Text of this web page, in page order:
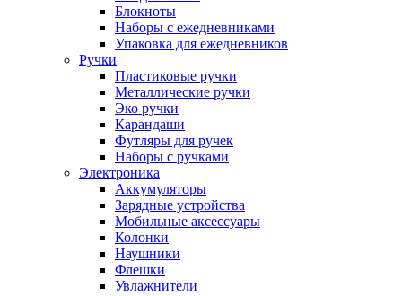
Блокноты
Наборы с ежедневниками
Упаковка для ежедневников
Ручки
Пластиковые ручки
Металлические ручки
Эко ручки
Карандаши
Футляры для ручек
Наборы с ручками
Электроника
Аккумуляторы
Зарядные устройства
Мобильные аксессуары
Колонки
Наушники
Флешки
Увлажнители